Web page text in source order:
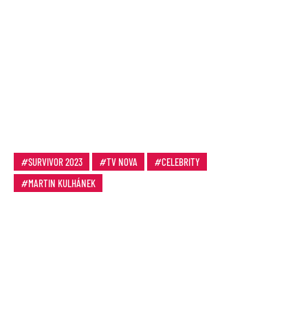
SURVIVOR 2023 TV NOVA
CELEBRITY
MARTIN KULHÁNEK